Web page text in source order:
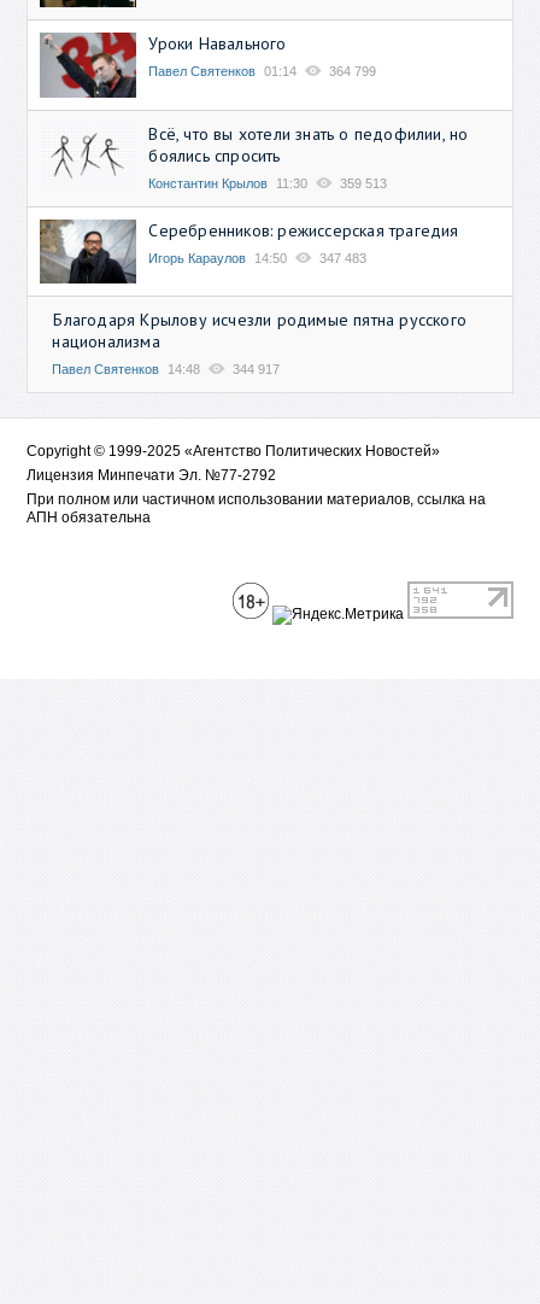
Уроки Навального
Павел Святенков 01:14 364 799
Всё, что вы хотели знать о педофилии, но
боялись спросить
Константин Крылов 11:30 359 513
Серебренников: режиссерская трагедия
Игорь Караулов 14:50 347 483
Благодаря Крылову исчезли родимые пятна русского
национализма
Павел Святенков 14:48 344 917
Copyright © 1999-2025 «Агентство Политических Новостей»
Лицензия Минпечати Эл. №77-2792
При полном или частичном использовании материалов, ссылка на
АПН обязательна